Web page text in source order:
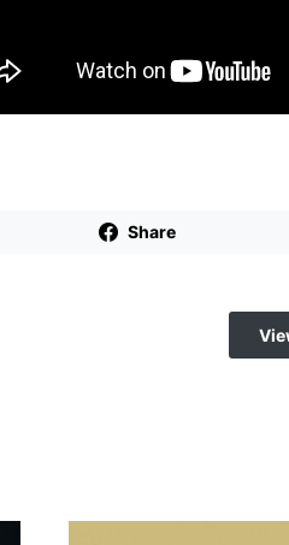
Share